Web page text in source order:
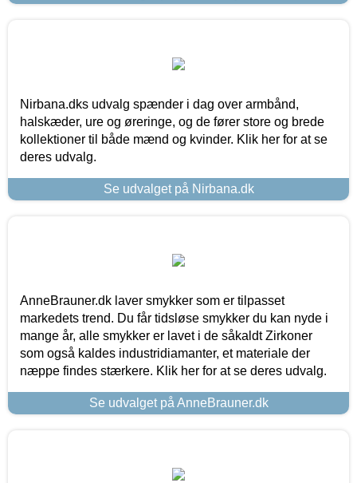
Nirbana.dks udvalg spænder i dag over armbånd,
halskæder, ure og øreringe, og de fører store og brede
kollektioner til både mænd og kvinder. Klik her for at se
deres udvalg.
Se udvalget på Nirbana.dk
AnneBrauner.dk laver smykker som er tilpasset
markedets trend. Du får tidsløse smykker du kan nyde i
mange år, alle smykker er lavet i de såkaldt Zirkoner
som også kaldes industridiamanter, et materiale der
næppe findes stærkere. Klik her for at se deres udvalg.
Se udvalget på AnneBrauner.dk